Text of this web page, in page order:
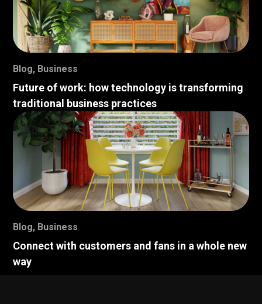
Blog, Business
Future of work: how technology is transforming
traditional business practices
Blog, Business
Connect with customers and fans in a whole new
way